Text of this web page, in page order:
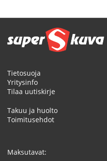
Tietosuoja
Yritysinfo
Tilaa uutiskirje
Takuu ja huolto
Toimitusehdot
Maksutavat: